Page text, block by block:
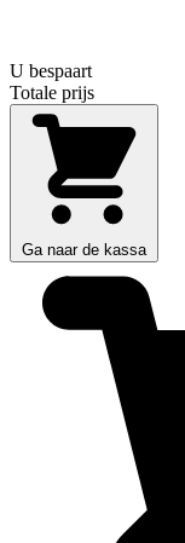
U bespaart
Totale prijs
Ga naar de kassa